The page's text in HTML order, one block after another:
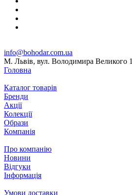
info@bohodar.com.ua
М. Львів, вул. Володимира Великого 1
Головна
Каталог товарів
Бренди
Акції
Колекції
Образи
Компанія
Про компанію
Новини
Відгуки
Інформація
Умови доставки